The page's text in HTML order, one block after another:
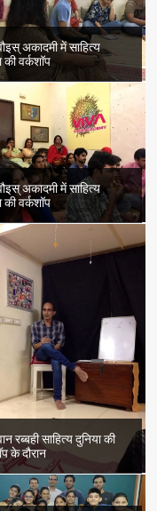
अकादमी में साहित्य
की वर्कशॉप
अकादमी में साहित्य
की वर्कशॉप
रब्बही साहित्य दुनिया की
के दौरान